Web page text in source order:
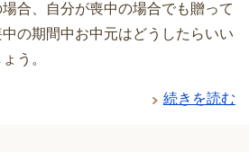
合、自分が喪中の場合でも贈って
の期間中お中元はどうしたらいい
う。
続きを読む